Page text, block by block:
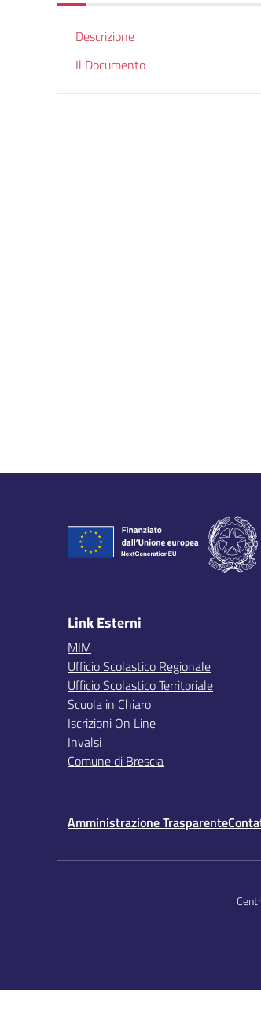
Descrizione
Il Documento
Link Esterni
MIM
Ufficio Scolastico Regionale
Ufficio Scolastico Territoriale
Scuola in Chiaro
Iscrizioni On Line
Invalsi
Comune di Brescia
Amministrazione Trasparente